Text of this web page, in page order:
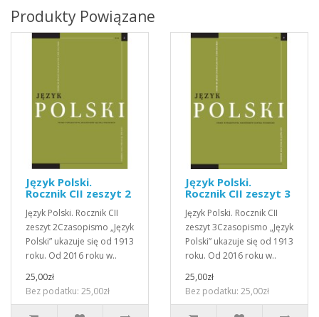
Produkty Powiązane
Język Polski.
Rocznik CII zeszyt 2
Język Polski. Rocznik CII
zeszyt 2Czasopismo „Język
Polski” ukazuje się od 1913
roku. Od 2016 roku w..
25,00zł
Bez podatku: 25,00zł
Język Polski.
Rocznik CII zeszyt 3
Język Polski. Rocznik CII
zeszyt 3Czasopismo „Język
Polski” ukazuje się od 1913
roku. Od 2016 roku w..
25,00zł
Bez podatku: 25,00zł